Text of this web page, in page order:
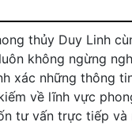
thủy Duy Linh
không ngừng
xác những thông
về lĩnh vực
tư vấn trực tiếp và